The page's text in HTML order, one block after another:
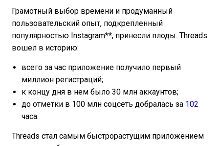
Грамотный выбор времени и продуманный
пользовательский опыт, подкрепленный
популярностью Instagram**, принесли плоды. Threads
вошел в историю:
всего за час приложение получило первый
миллион регистраций;
к концу дня в нем было 30 млн аккаунтов;
до отметки в 100 млн соцсеть добралась за 102
часа.
Threads стал самым быстрорастущим приложением